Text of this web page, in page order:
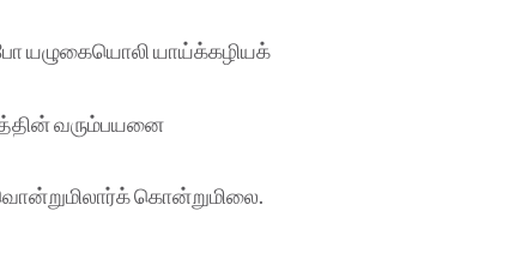
யழுகையொலி யாய்க்கழியக்
வரும்பயனை
கொன்றுமிலை.